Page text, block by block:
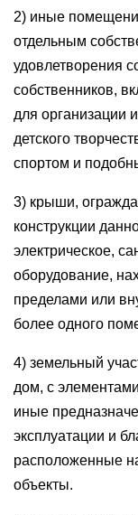
2) иные
отдельным
удовлетворения
собственников,
для организации
детского
спортом и
3) крыши,
конструкции
электрическое,
оборудование,
пределами или
более одного
4) земельный
дом, с
иные
эксплуатации и
расположенные
объекты.